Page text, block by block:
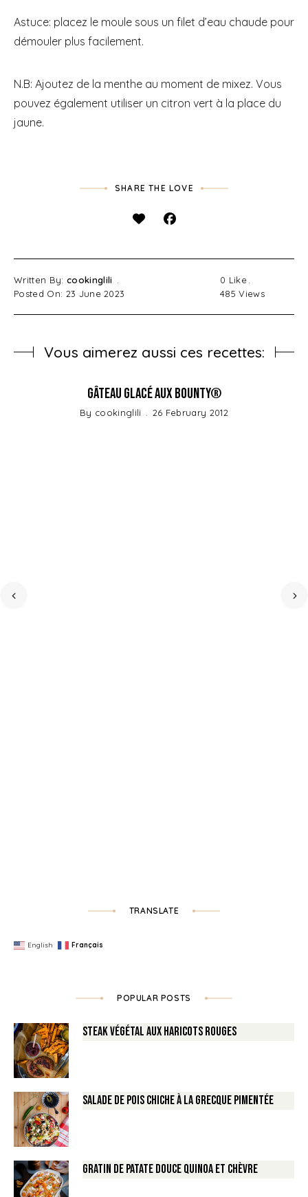
Astuce: placez le moule sous un filet d’eau chaude pour
démouler plus facilement.
N.B: Ajoutez de la menthe au moment de mixez. Vous
pouvez également utiliser un citron vert à la place du
jaune.
SHARE THE LOVE
Written By: cookinglili
Posted On: 23 June 2023
0 Like
485 Views
Vous aimerez aussi ces recettes:
Gâteau glacé aux Bounty®
By cookinglili 26 February 2012
TRANSLATE
English Français
POPULAR POSTS
Steak végétal aux haricots rouges
Salade de Pois chiche à la Grecque pimentée
Gratin de Patate douce Quinoa et Chèvre